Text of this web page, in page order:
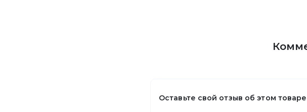
Оставьте свой отзыв об этом товаре